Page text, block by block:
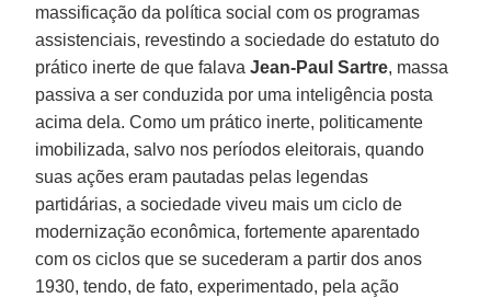
massificação da política social com os programas
assistenciais, revestindo a sociedade do estatuto do
prático inerte de que falavaJean-Paul Sartre, massa
passiva a ser conduzida por uma inteligência posta
acima dela. Como um prático inerte, politicamente
imobilizada, salvo nos períodos eleitorais, quando
suas ações eram pautadas pelas legendas
partidárias, a sociedade viveu mais um ciclo de
modernização econômica, fortemente aparentado
com os ciclos que se sucederam a partir dos anos
1930, tendo, de fato, experimentado, pela ação